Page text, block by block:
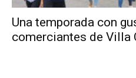
Una temporada con
comerciantes de Villa